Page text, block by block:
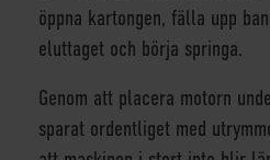
öppna kartongen, fälla upp
eluttaget och börja springa.
Genom att placera motorn
sparat ordentliget med